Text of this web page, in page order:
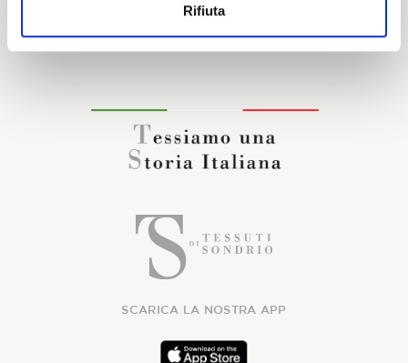
Rifiuta
SCARICA LA NOSTRA APP